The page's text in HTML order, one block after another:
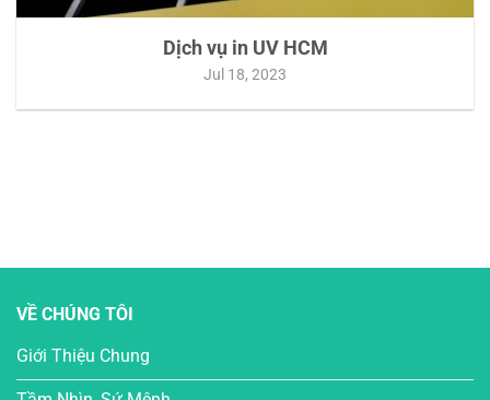
Dịch vụ in UV HCM
Jul 18, 2023
VỀ CHÚNG TÔI
Giới Thiệu Chung